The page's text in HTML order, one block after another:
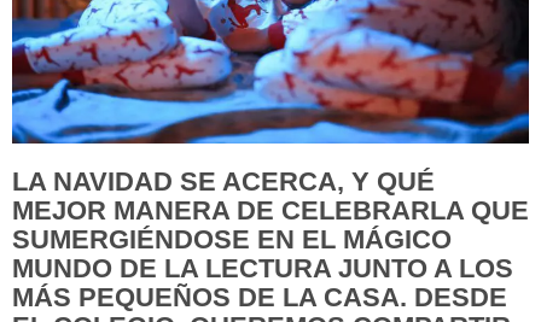
LA NAVIDAD SE ACERCA, Y QUÉ
MEJOR MANERA DE CELEBRARLA QUE
SUMERGIÉNDOSE EN EL MÁGICO
MUNDO DE LA LECTURA JUNTO A LOS
MÁS PEQUEÑOS DE LA CASA. DESDE